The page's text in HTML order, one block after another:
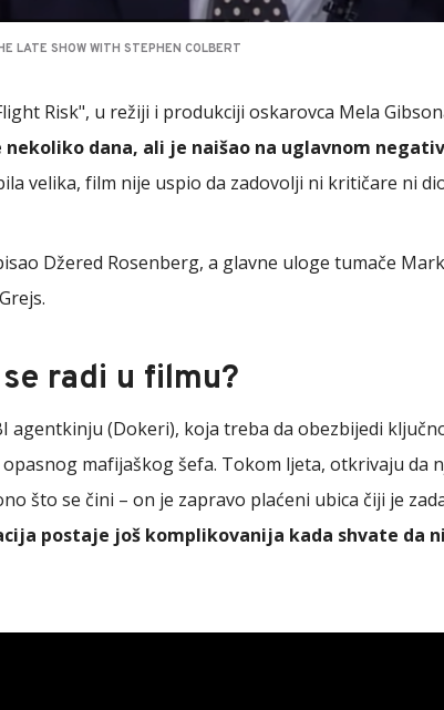
LATE SHOW WITH STEPHEN COLBERT
Risk", u režiji i produkciji oskarovca Mela
dana, ali je naišao na uglavnom
velika, film nije uspio da zadovolji ni kritičare ni
Džered Rosenberg, a glavne uloge tumače
radi u filmu?
agentkinju (Dokeri), koja treba da obezbijedi
mafijaškog šefa. Tokom ljeta, otkrivaju da
što se čini – on je zapravo plaćeni ubica čiji je
postaje još komplikovanija kada shvate da